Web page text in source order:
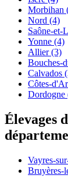
Morbihan
Nord (4)
Saône-et-
Yonne (4)
Allier(3)
Bouches-
Calvados
Côtes-
Dordogne
Élevages
Vayres-
Bruyères-